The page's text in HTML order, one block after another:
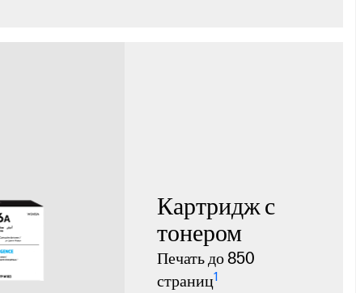
Картридж с
тонером
Печать до 850
страниц1